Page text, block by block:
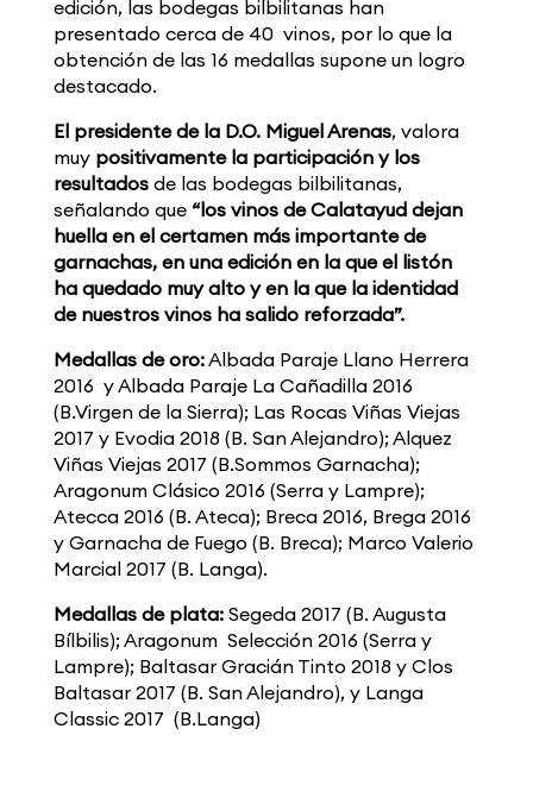
edición, las bodegas bilbilitanas han
presentado cerca de 40 vinos, por lo que la
obtención de las 16 medallas supone un logro
destacado.
El presidente de la D.O. Miguel Arenas, valora
muypositivamente la participación y los
resultadosde las bodegas bilbilitanas,
señalando que “los vinos de Calatayud dejan
huella en el certamen más importante de
garnachas, en una edición en la que el listón
ha quedado muy alto y en la que la identidad
de nuestros vinos ha salido reforzada”.
Medallas de oro:Albada Paraje Llano Herrera
2016 y Albada Paraje La Cañadilla 2016
(B.Virgen de la Sierra); Las Rocas Viñas Viejas
2017 y Evodia 2018 (B. San Alejandro); Alquez
Viñas Viejas 2017 (B.Sommos Garnacha);
Aragonum Clásico 2016 (Serra y Lampre);
Atecca 2016 (B. Ateca); Breca 2016, Brega 2016
y Garnacha de Fuego (B. Breca); Marco Valerio
Marcial 2017 (B. Langa).
Medallas de plata:Segeda 2017 (B. Augusta
Bílbilis); Aragonum Selección 2016 (Serra y
Lampre); Baltasar Gracián Tinto 2018 y Clos
Baltasar 2017 (B. San Alejandro), y Langa
Classic 2017 (B.Langa)